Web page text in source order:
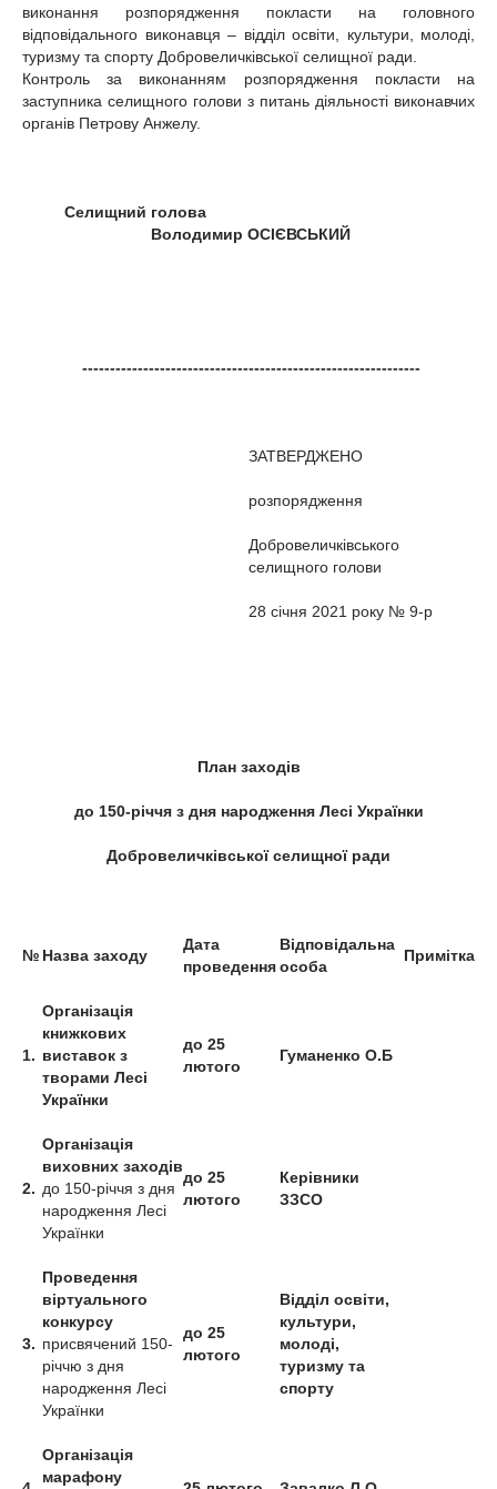
виконання розпорядження покласти на головного
відповідального виконавця – відділ освіти, культури, молоді,
туризму та спорту Добровеличківської селищної ради.
Контроль за виконанням розпорядження покласти на
заступника селищного голови з питань діяльності виконавчих
органів Петрову Анжелу.
Селищний голова
Володимир ОСІЄВСЬКИЙ
-------------------------------------------------------------
ЗАТВЕРДЖЕНО
розпорядження
Добровеличківського
селищного голови
28 січня 2021 року № 9-р
План заходів
до 150-річчя з дня народження Лесі Українки
Добровеличківської селищної ради
№ Назва заходу
Дата
проведення
Відповідальна
особа
Примітка
1.
Організація
книжкових
виставок з
творами Лесі
Українки
до 25
лютого
Гуманенко О.Б
2.
Організація
виховних заходів
до 150-річчя з дня
народження Лесі
Українки
до 25
лютого
Керівники
ЗЗСО
3.
Проведення
віртуального
конкурсу
присвячений 150-
річчю з дня
народження Лесі
Українки
до 25
лютого
Відділ освіти,
культури,
молоді,
туризму та
спорту
Організація
марафону